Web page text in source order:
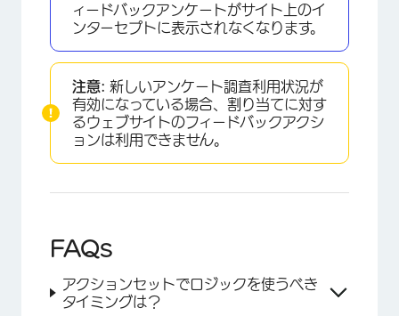
×
ィードバックアンケートがサイト上のイ
ンターセプトに表示されなくなります。
注意: 新しいアンケート調査利用状況が
有効になっている場合、割り当てに対す
るウェブサイトのフィードバックアクシ
ョンは利用できません。
FAQs
アクションセットでロジックを使うべき
タイミングは？